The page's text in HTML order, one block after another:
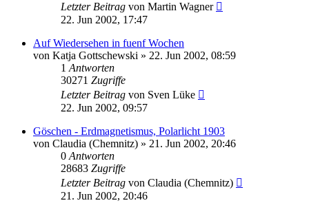
Letzter Beitrag von Martin Wagner
22. Jun 2002, 17:47
Auf Wiedersehen in fuenf Wochen
von Katja Gottschewski » 22. Jun 2002, 08:59
1 Antworten
30271 Zugriffe
Letzter Beitrag von Sven Lüke
22. Jun 2002, 09:57
Göschen - Erdmagnetismus, Polarlicht 1903
von Claudia (Chemnitz) » 21. Jun 2002, 20:46
0 Antworten
28683 Zugriffe
Letzter Beitrag von Claudia (Chemnitz)
21. Jun 2002, 20:46